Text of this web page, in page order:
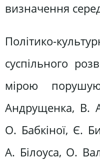
визначення
Політико-
суспільного
мірою
Андрущенка, В.
О. Бабкіної, Є.
А. Білоуса, О.